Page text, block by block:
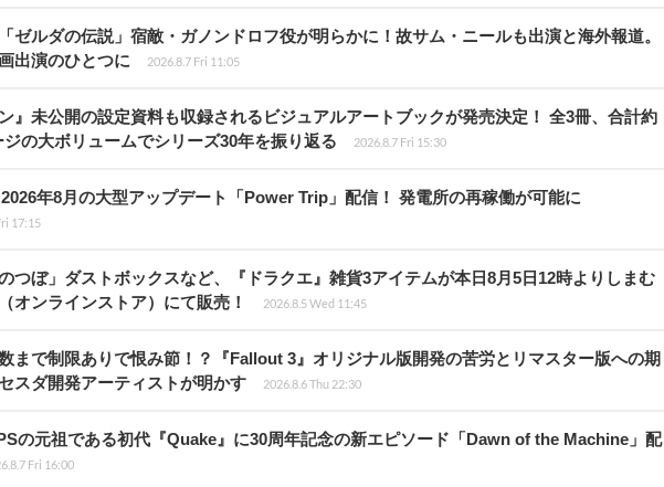
ゼルダの伝説」宿敵・ガノンドロフ役が明らかに！故サム・ニールも出演と海外報道。
出演のひとつに
2026.8.7 Fri 11:05
ン』未公開の設定資料も収録されるビジュアルアートブックが発売決定！ 全3冊、合計約
ジの大ボリュームでシリーズ30年を振り返る
2026.8.7 Fri 15:30
2026年8月の大型アップデート「Power Trip」配信！ 発電所の再稼働が可能に
17:15
のつぼ」ダストボックスなど、『ドラクエ』雑貨3アイテムが本日8月5日12時よりしまむ
オンラインストア）にて販売！
2026.8.5 Wed 11:45
まで制限ありで恨み節！？『Fallout 3』オリジナル版開発の苦労とリマスター版への期
スダ開発アーティストが明かす
2026.8.6 Thu 22:30
の元祖である初代『Quake』に30周年記念の新エピソード「Dawn of the Machine」配
Fri 16:00